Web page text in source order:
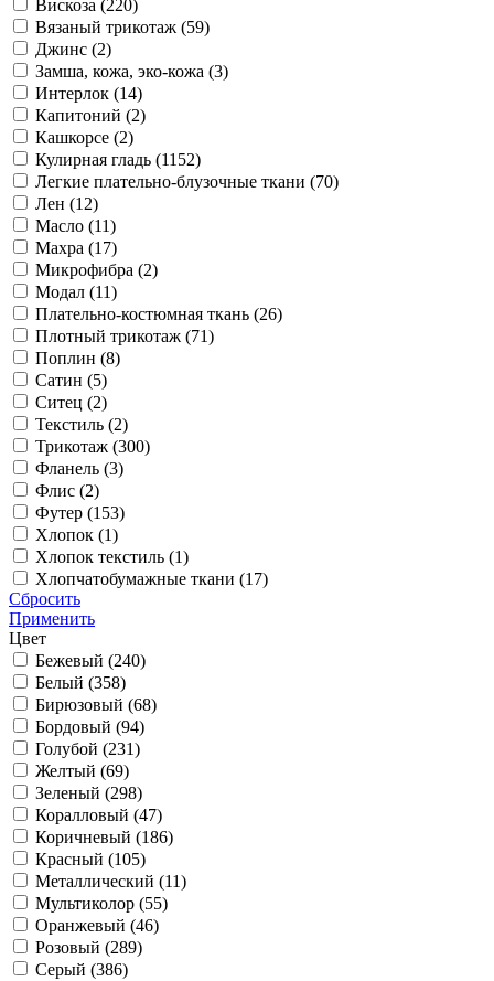
Вискоза (220)
Вязаный трикотаж (59)
Джинс (2)
Замша, кожа, эко-кожа (3)
Интерлок (14)
Капитоний (2)
Кашкорсе (2)
Кулирная гладь (1152)
Легкие плательно-блузочные ткани (70)
Лен (12)
Масло (11)
Махра (17)
Микрофибра (2)
Модал (11)
Плательно-костюмная ткань (26)
Плотный трикотаж (71)
Поплин (8)
Сатин (5)
Ситец (2)
Текстиль (2)
Трикотаж (300)
Фланель (3)
Флис (2)
Футер (153)
Хлопок (1)
Хлопок текстиль (1)
Хлопчатобумажные ткани (17)
Сбросить
Применить
Цвет
Бежевый (240)
Белый (358)
Бирюзовый (68)
Бордовый (94)
Голубой (231)
Желтый (69)
Зеленый (298)
Коралловый (47)
Коричневый (186)
Красный (105)
Металлический (11)
Мультиколор (55)
Оранжевый (46)
Розовый (289)
Серый (386)